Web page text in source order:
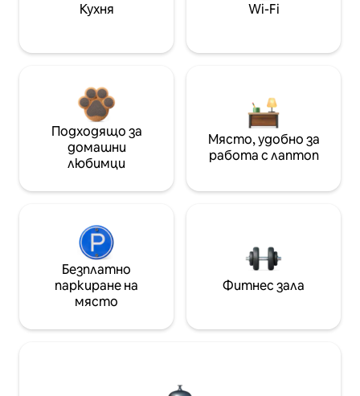
Кухня Wi-Fi
Подходящо за
домашни
любимци
Място, удобно за
работа с лаптоп
Безплатно
паркиране на
място
Фитнес зала